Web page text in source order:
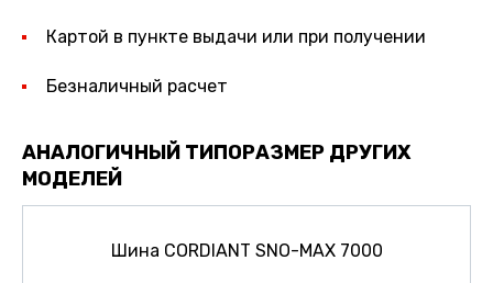
Картой в пункте выдачи или при получении
Безналичный расчет
АНАЛОГИЧНЫЙ ТИПОРАЗМЕР ДРУГИХ
МОДЕЛЕЙ
Шина CORDIANT SNO-MAX 7000